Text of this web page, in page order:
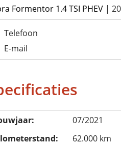
Formentor 1.4 TSI PHEV |
Telefoon
E-mail
07/2021
62.000 km